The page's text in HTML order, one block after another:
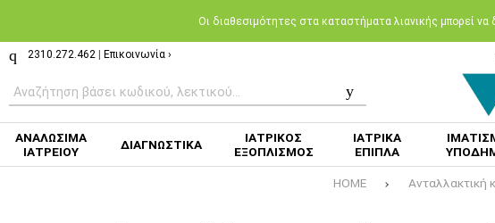
Oι διαθεσιμότητες στα καταστήματα λιανικής μπορεί
2310.272.462 Επικοινωνία ›
ΑΝΑΛΩΣΙΜΑ
ΙΑΤΡΕΙΟΥ
ΔΙΑΓΝΩΣΤΙΚΑ
ΙΑΤΡΙΚΟΣ
ΕΞΟΠΛΙΣΜΟΣ
ΙΑΤΡΙΚΑ
ΕΠΙΠΛΑ
HOME Ανταλλακτική